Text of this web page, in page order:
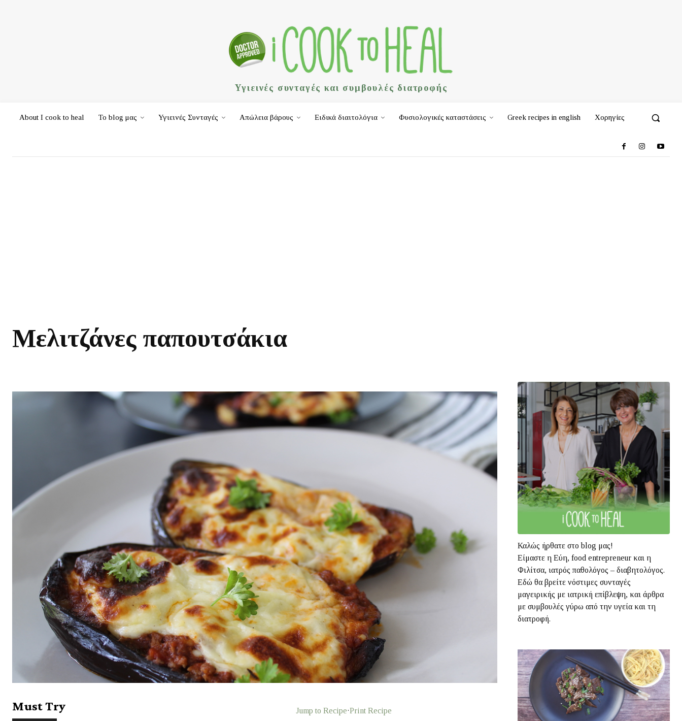
Υγιεινές συνταγές και συμβουλές διατροφής
About I cook to heal Το blog μας Υγιεινές Συνταγές Απώλεια βάρους Ειδικά διαιτολόγια Φυσιολογικές καταστάσεις Greek recipes in english Χορηγίες
Μελιτζάνες παπουτσάκια
Must Try
All air fryer Brunch
Cookies
Covid
Diet
Easter
Greek recipes in english
Russian
Smoothies
Tips Vegan
Vegetarian
΄
Αβγά
Αδυνάτισμα
Αθλητική διατροφή
Βιταμίνες
βρωμη
Γαλακτοκομικά
Γλυκά
Γονιμότητα
Δημητριακά
Διαβήτης
Δίαιτα
Διατροφή
Εγκυμοσύνη
Ζυμαρικά
Θηλασμός
Ιατρικά Καλοκαίρι
Κέικ
Κόκκινο κρέας
Κοτόπουλο
Κουζίνα
Λαχανικά
Μπέργκερ
Μπισκότα
Νηστεία
Ξηροί καρποί και σπόροι
Οργάνωση
Ορεκτικά
Όσπρια
Παγωτά
Παιδιά
Παραδοσιακές συνταγές
Πάσχα
Περιβάλλον Πίτες
Πίτσα
πρωτείνη Ρύζι
Σαλάτα
Σάλτσα
Σνακ Σοκολάτα
Σούπα
Jump to Recipe·Print Recipe
Καλώς ήρθατε στο blog μας!
Είμαστε η Εύη, food entrepreneur και η
Φιλίτσα, ιατρός παθολόγος – διαβητολόγος.
Εδώ θα βρείτε νόστιμες συνταγές
μαγειρικής με ιατρική επίβλεψη, και άρθρα
με συμβουλές γύρω από την υγεία και τη
διατροφή.